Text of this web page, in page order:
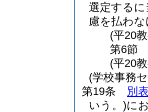
選定する
慮を払わ
(平20
第6節
(平20
(学校事務
第19条
別
いう。)に